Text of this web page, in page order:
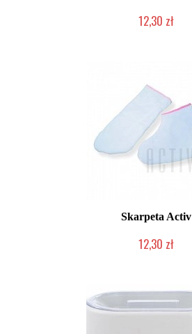
12,30 zł
Skarpeta Activ
12,30 zł